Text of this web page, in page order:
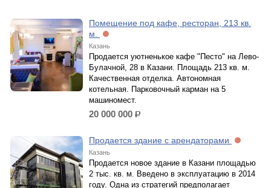
Помещение под кафе, ресторан, 213 кв.
м.
Казань
Продается уютненькое кафе "Песто" на Лево-
Булачной, 28 в Казани. Площадь 213 кв. м.
Качественная отделка. Автономная
котельная. Парковочный карман на 5
машиномест.
20 000 000 р.
Продается здание с арендаторами
Казань
Продается новое здание в Казани площадью
2 тыс. кв. м. Введено в эксплуатацию в 2014
году. Одна из стратегий предполагает